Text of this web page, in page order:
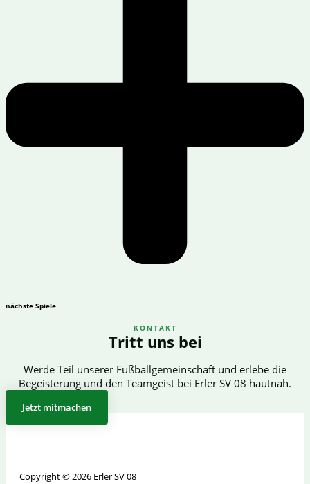
nächste Spiele
KONTAKT
Tritt uns bei
Werde Teil unserer Fußballgemeinschaft und erlebe die
Begeisterung und den Teamgeist bei Erler SV 08 hautnah.
Jetzt mitmachen
Copyright © 2026 Erler SV 08